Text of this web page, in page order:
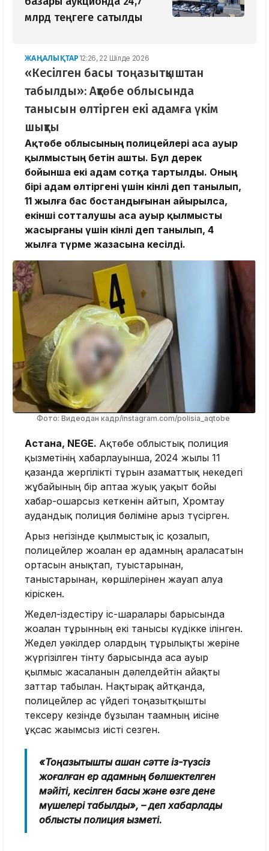
млрд теңгеге сатылды
ЖАҢАЛЫҚТАР 12:26, 22 Шілде 2026
«Кесілген басы тоңазытқыштан
табылды»: Ақтөбе облысында
танысын өлтірген екі адамға үкім
шықты
Ақтөбе облысының полицейлері аса ауыр
қылмыстың бетін ашты. Бұл дерек
бойынша екі адам сотқа тартылды. Оның
бірі адам өлтіргені үшін кінәлі деп танылып,
11 жылға бас бостандығынан айырылса,
екінші сотталушы аса ауыр қылмысты
жасырғаны үшін кінәлі деп танылып, 4
жылға түрме жазасына кесілді.
Фото: Видеодан кадр/instagram.com/polisia_aqtobe
Астана, NEGE. Ақтөбе облыстық полиция
қызметінің хабарлауынша, 2024 жылғы 11
қазанда жергілікті тұрғын азаматтық некедегі
жұбайының бір аптаға жуық уақыт бойы
хабар-ошарсыз кеткенін айтып, Хромтау
аудандық полиция бөліміне арыз түсірген.
Арыз негізінде қылмыстық іс қозғалып,
полицейлер жоғалған ер адамның араласатын
ортасын анықтап, туыстарынан,
таныстарынан, көршілерінен жауап алуға
кіріскен.
Жедел-іздестіру іс-шаралары барысында
жоғалған тұрғынның екі танысы күдікке ілінген.
Жедел уәкілдер олардың тұрғылықты жеріне
жүргізілген тінту барысында аса ауыр
қылмыс жасалғанын дәлелдейтін айғақты
заттар табылған. Нақтырақ айтқанда,
полицейлер ас үйдегі тоңазытқышты
тексеру кезінде бұзылған тағамның иісіне
ұқсас жағымсыз иісті сезген.
«Тоңазытқышты ашқан сәтте із-түзсіз
жоғалған ер адамның бөлшектелген
мәйіті, кесілген басы және өзге дене
мүшелері табылды», – деп хабарлады
облыстық полиция қызметі.